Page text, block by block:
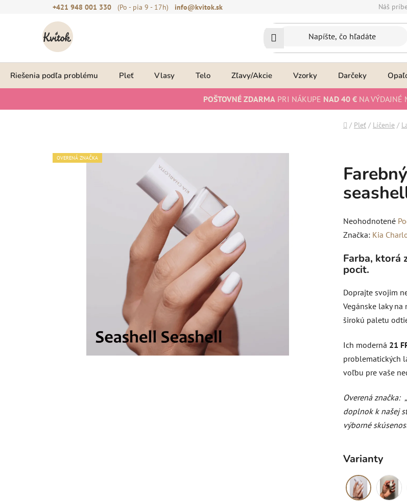
+421 948 001 330 (Po - pia 9 - 17h) info@kvitok.sk Náš
Riešenia podľa problému Pleť Vlasy Telo Zľavy/Akcie Vzorky Darčeky
POŠTOVNÉ ZDARMA PRI NÁKUPE NAD 40 € NA VÝDAJNÉ
Domov
/ Pleť / Líčenie /
Priemerné
hodnotenie
je
0,0
z
5
hviezdičiek.
Neohodnotené
Značka: Kia
Farba, ktorá
pocit.
Doprajte svojim
Vegánske laky
širokú paletu
Ich moderná 21
problematických
voľbu pre vaše
Overená značka:
doplnok k našej
výborné
Varianty
OVERENÁ ZNAČKA